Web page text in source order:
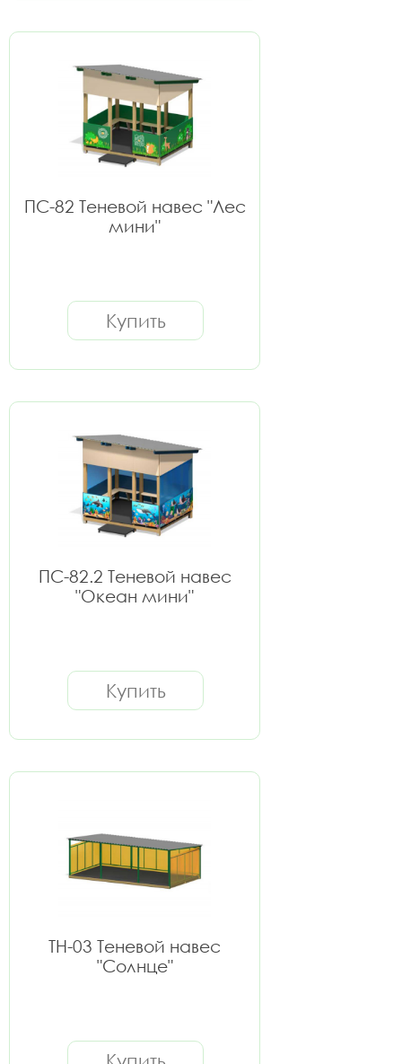
ПС-82 Теневой навес "Лес
мини"
Купить
ПС-82.2 Теневой навес
"Океан мини"
Купить
ТН-03 Теневой навес
"Солнце"